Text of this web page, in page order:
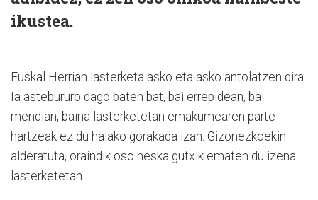
ikustea.
Euskal Herrian lasterketa asko eta asko antolatzen dira.
Ia astebururo dago baten bat, bai errepidean, bai
mendian, baina lasterketetan emakumearen parte-
hartzeak ez du halako gorakada izan. Gizonezkoekin
alderatuta, oraindik oso neska gutxik ematen du izena
lasterketetan.